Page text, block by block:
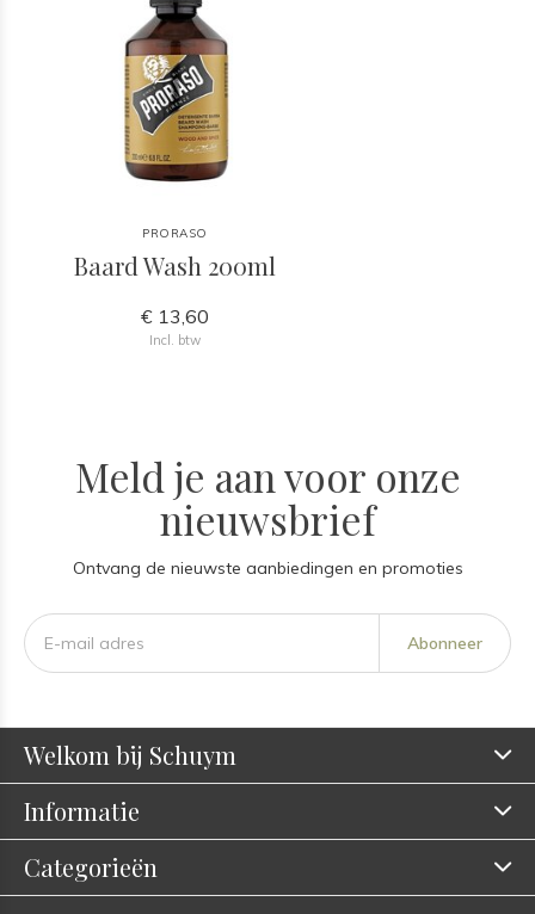
PRORASO
Baard Wash 200ml
€ 13,60
Incl. btw
Meld je aan voor onze
nieuwsbrief
Ontvang de nieuwste aanbiedingen en promoties
Abonneer
Welkom bij Schuym
Informatie
Categorieën